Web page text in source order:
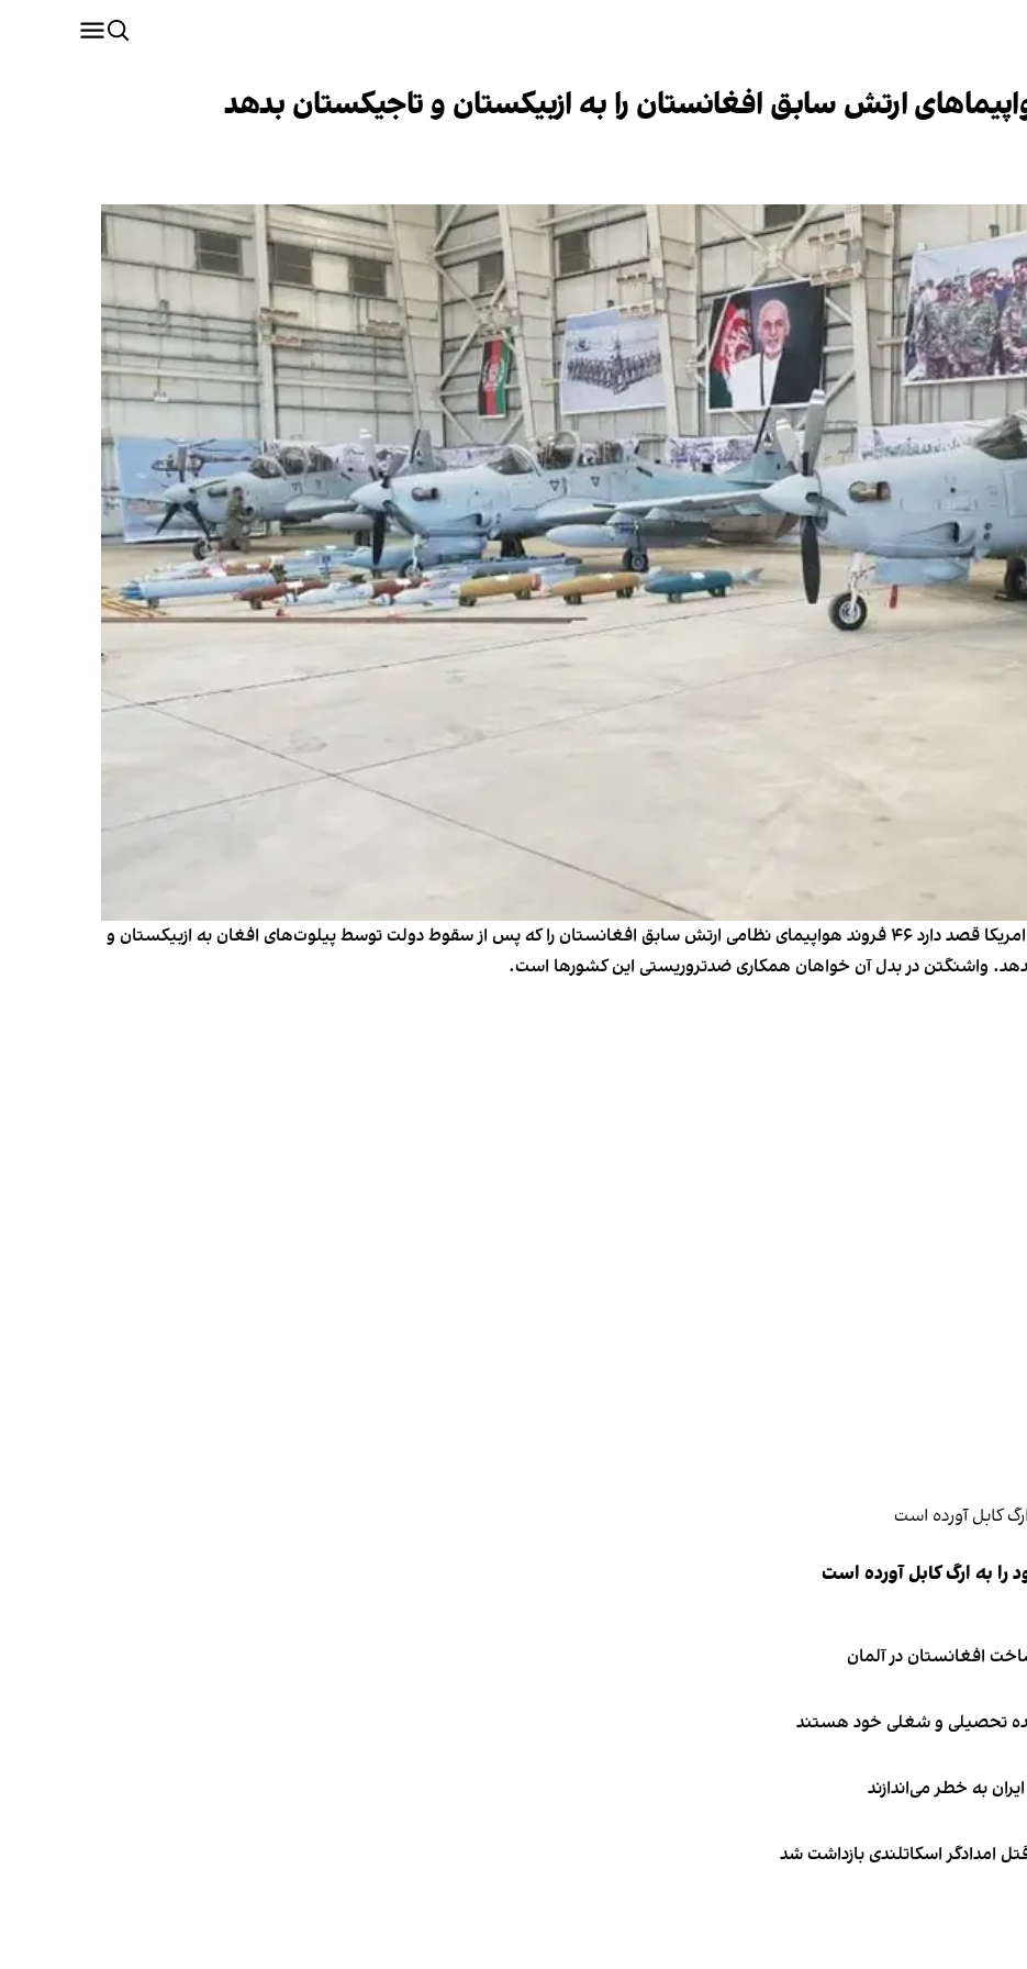
ارتش سابق افغانستان را به ازبیکستان و تاجیکستان بدهد
نشریه پولیتیکو به نقل از منابع آگاه گزارش داد که امریکا قصد دارد ۴۶ فروند هواپیمای نظامی ارتش سابق افغانستان را که پس از سقوط دولت توسط پیلوت‌های افغان به ازبیکستان و
واشنگتن در بدل آن خواهان همکاری ضدتروریستی این کشورها است.
به ارگ کابل آورده است
تحصیلی و شغلی خود هستند
به خطر می‌اندازند
امدادگر اسکاتلندی بازداشت شد